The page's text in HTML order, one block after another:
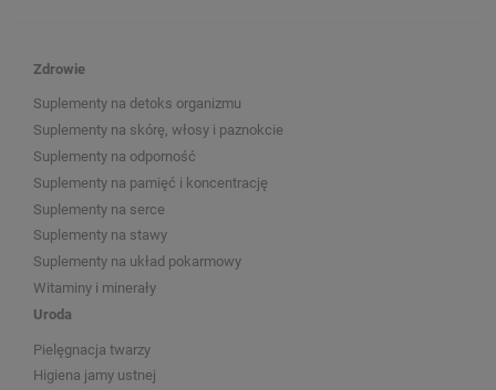
Zdrowie
Suplementy na detoks organizmu
Suplementy na skórę, włosy i paznokcie
Suplementy na odporność
Suplementy na pamięć i koncentrację
Suplementy na serce
Suplementy na stawy
Suplementy na układ pokarmowy
Witaminy i minerały
Uroda
Pielęgnacja twarzy
Higiena jamy ustnej